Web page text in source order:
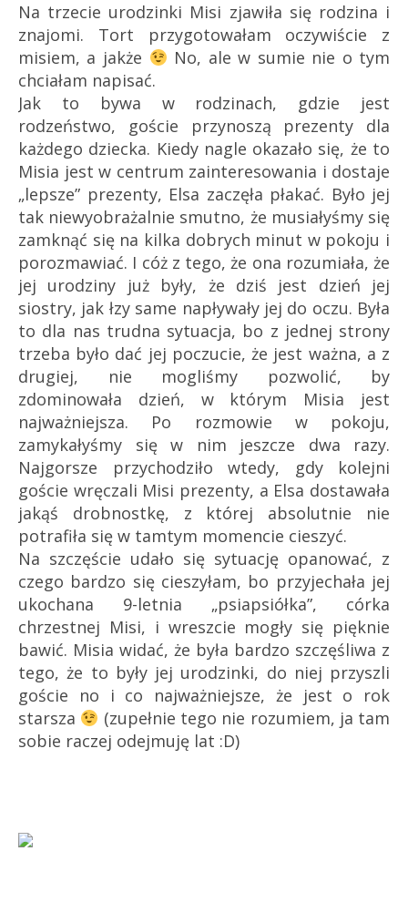
Na trzecie urodzinki Misi zjawiła się rodzina i
znajomi. Tort przygotowałam oczywiście z
misiem, a jakże
No, ale w sumie nie o tym
chciałam napisać.
Jak to bywa w rodzinach, gdzie jest
rodzeństwo, goście przynoszą prezenty dla
każdego dziecka. Kiedy nagle okazało się, że to
Misia jest w centrum zainteresowania i dostaje
„lepsze” prezenty, Elsa zaczęła płakać. Było jej
tak niewyobrażalnie smutno, że musiałyśmy się
zamknąć się na kilka dobrych minut w pokoju i
porozmawiać. I cóż z tego, że ona rozumiała, że
jej urodziny już były, że dziś jest dzień jej
siostry, jak łzy same napływały jej do oczu. Była
to dla nas trudna sytuacja, bo z jednej strony
trzeba było dać jej poczucie, że jest ważna, a z
drugiej, nie mogliśmy pozwolić, by
zdominowała dzień, w którym Misia jest
najważniejsza. Po rozmowie w pokoju,
zamykałyśmy się w nim jeszcze dwa razy.
Najgorsze przychodziło wtedy, gdy kolejni
goście wręczali Misi prezenty, a Elsa dostawała
jakąś drobnostkę, z której absolutnie nie
potrafiła się w tamtym momencie cieszyć.
Na szczęście udało się sytuację opanować, z
czego bardzo się cieszyłam, bo przyjechała jej
ukochana 9-letnia „psiapsiółka”, córka
chrzestnej Misi, i wreszcie mogły się pięknie
bawić. Misia widać, że była bardzo szczęśliwa z
tego, że to były jej urodzinki, do niej przyszli
goście no i co najważniejsze, że jest o rok
starsza
(zupełnie tego nie rozumiem, ja tam
sobie raczej odejmuję lat :D)